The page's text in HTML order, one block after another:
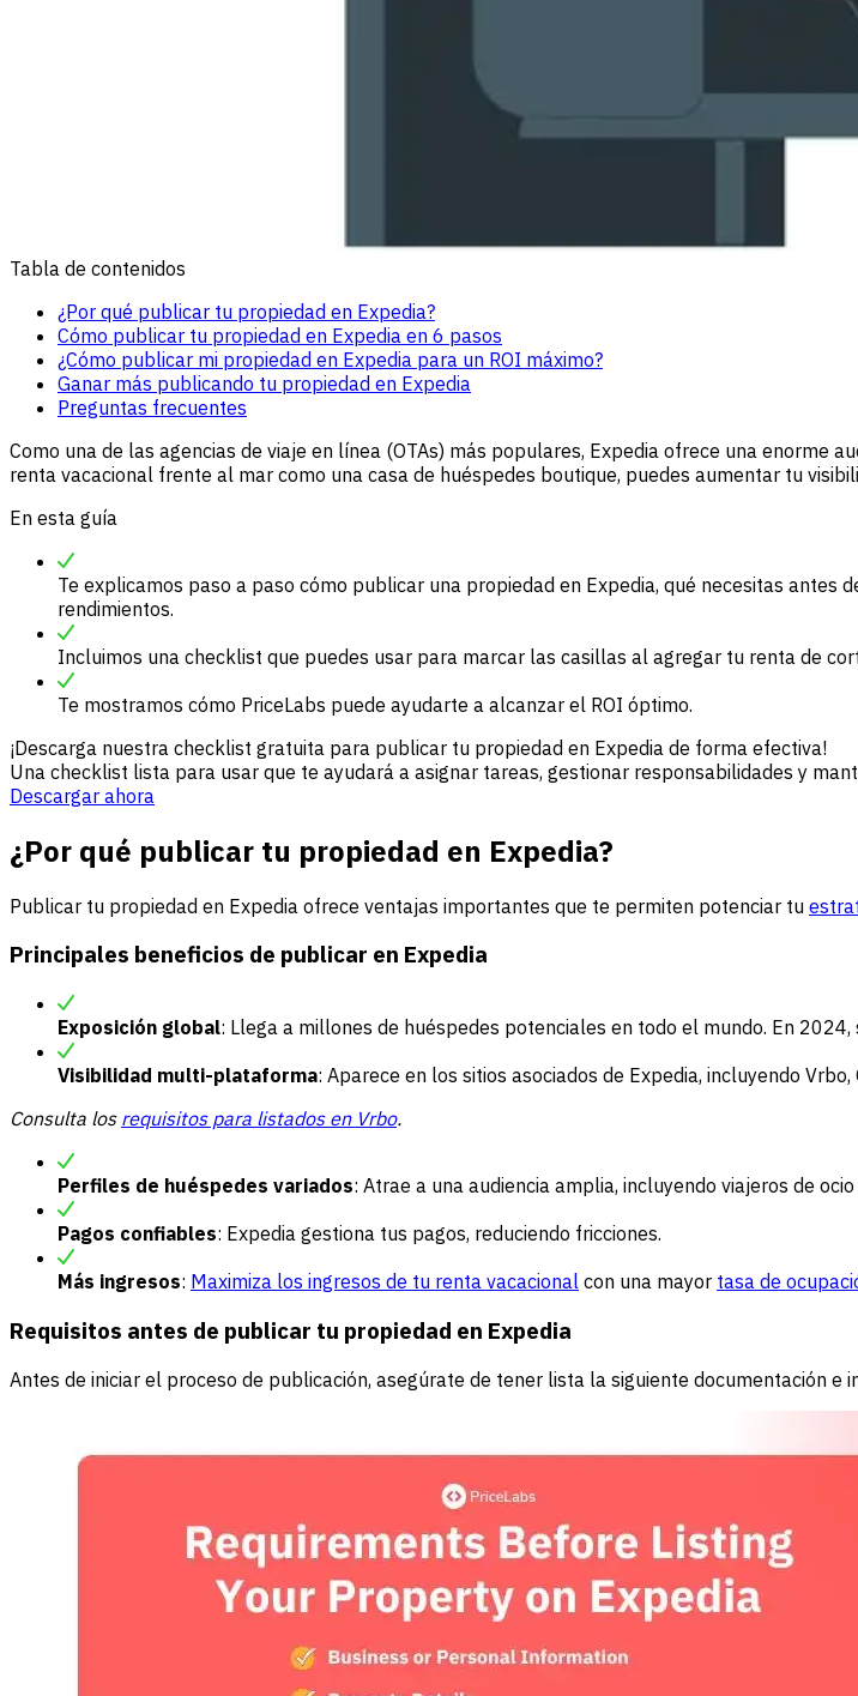
Tabla de contenidos
¿Por qué publicar tu propiedad en Expedia?
Cómo publicar tu propiedad en Expedia en 6 pasos
¿Cómo publicar mi propiedad en Expedia para un ROI máximo?
Ganar más publicando tu propiedad en Expedia
Preguntas frecuentes
Como una de las agencias de viaje en línea (OTAs) más populares, Expedia ofrece una enorme
renta vacacional frente al mar como una casa de huéspedes boutique, puedes aumentar tu
En esta guía
Te explicamos paso a paso cómo publicar una propiedad en Expedia, qué necesitas
rendimientos.
Incluimos una checklist que puedes usar para marcar las casillas al agregar tu renta de
Te mostramos cómo PriceLabs puede ayudarte a alcanzar el ROI óptimo.
¡Descarga nuestra checklist gratuita para publicar tu propiedad en Expedia de forma efectiva!
Una checklist lista para usar que te ayudará a asignar tareas, gestionar responsabilidades y
Descargar ahora
¿Por qué publicar tu propiedad en Expedia?
Publicar tu propiedad en Expedia ofrece ventajas importantes que te permiten potenciar tu
Principales beneficios de publicar en Expedia
Exposición global: Llega a millones de huéspedes potenciales en todo el mundo. En 2024,
Visibilidad multi-plataforma: Aparece en los sitios asociados de Expedia, incluyendo
Consulta los requisitos para listados en Vrbo.
Perfiles de huéspedes variados: Atrae a una audiencia amplia, incluyendo viajeros de ocio
Pagos confiables: Expedia gestiona tus pagos, reduciendo fricciones.
Más ingresos: Maximiza los ingresos de tu renta vacacional con una mayor tasa de
Requisitos antes de publicar tu propiedad en Expedia
Antes de iniciar el proceso de publicación, asegúrate de tener lista la siguiente documentación e